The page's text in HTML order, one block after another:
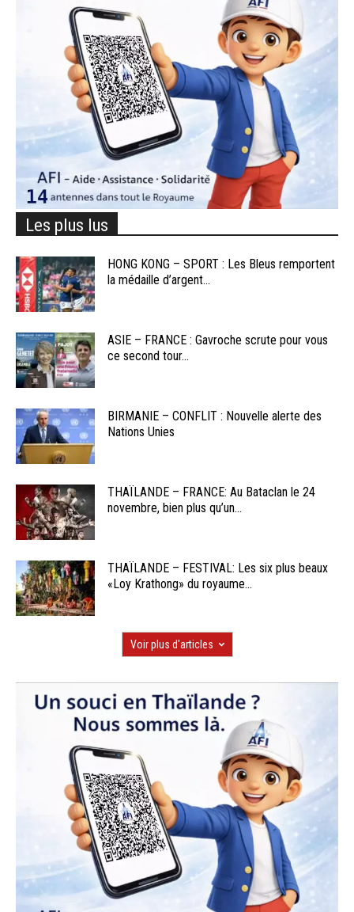
Les plus lus
HONG KONG – SPORT : Les Bleus remportent
la médaille d’argent...
ASIE – FRANCE : Gavroche scrute pour vous
ce second tour...
BIRMANIE – CONFLIT : Nouvelle alerte des
Nations Unies
THAÏLANDE – FRANCE: Au Bataclan le 24
novembre, bien plus qu’un...
THAÏLANDE – FESTIVAL: Les six plus beaux
«Loy Krathong» du royaume...
Voir plus d'articles